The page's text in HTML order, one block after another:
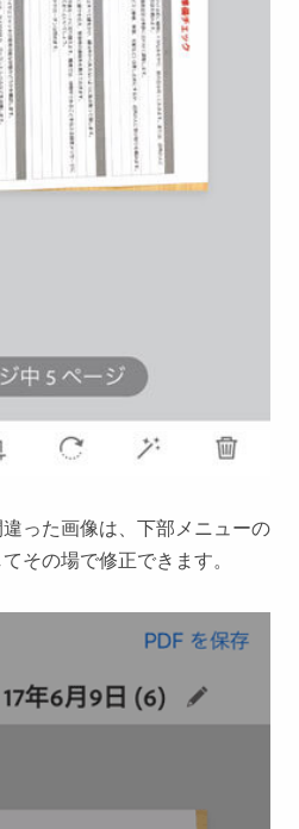
った画像は、下部メニューの
その場で修正できます。